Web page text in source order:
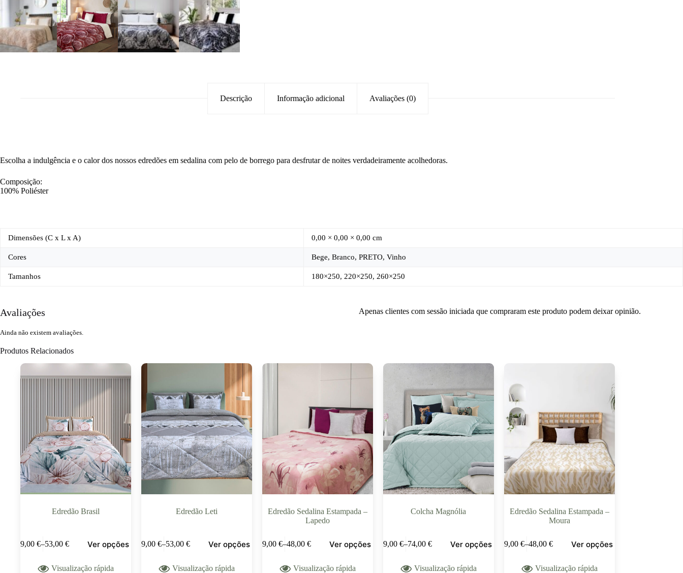
Descrição Informação adicional Avaliações (0)
Escolha a indulgência e o calor dos nossos edredões em sedalina com pelo de borrego para desfrutar de noites verdadeiramente acolhedoras.
Composição:
100% Poliéster
Dimensões (C x L x A) 0,00 × 0,00 × 0,00 cm
Cores Bege, Branco, PRETO, Vinho
Tamanhos 180×250, 220×250, 260×250
Avaliações
Ainda não existem avaliações.
Apenas clientes com sessão iniciada que compraram este produto podem deixar opinião.
Produtos Relacionados
Edredão Brasil
49,00€–53,00€ Ver opções
Visualização rápida
Edredão Leti
49,00€–53,00€ Ver opções
Visualização rápida
Edredão Sedalina Estampada –
Lapedo
39,00€–48,00€ Ver opções
Visualização rápida
Colcha Magnólia
69,00€–74,00€ Ver opções
Visualização rápida
Edredão Sedalina Estampada –
Moura
39,00€–48,00€ Ver opções
Visualização rápida